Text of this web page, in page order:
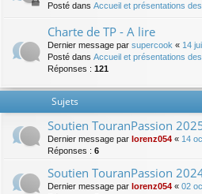
Posté dans Accueil et présentations
Charte de TP - A lire
Dernier message par supercook « 14
Posté dans Accueil et présentations
Réponses : 121
Sujets
Soutien TouranPassion
Dernier message par lorenz054 « 14
Réponses : 6
Soutien TouranPassion
Dernier message par lorenz054 « 02